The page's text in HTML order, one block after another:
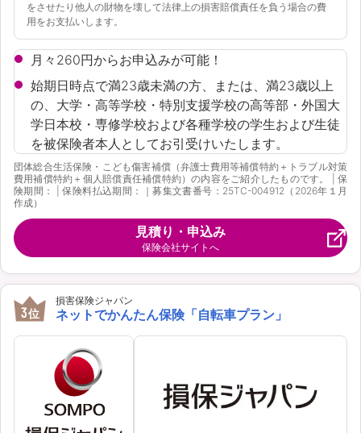
をさせたり他人の財物を壊して法律上の損害賠償責任を負う場合の費
用をお支払いします。
月々260円からお申込みが可能！
始期日時点で満23歳未満の方、または、満23歳以上
の、大学・高等学校・特別支援学校の高等部・外国大
学日本校・専修学校および各種学校の学生および生徒
を被保険者本人としてお引受けいたします。
団体総合生活保険・こども傷害補償（弁護士費用等補償特約＋トラブル対策
費用補償特約＋個人賠償責任補償特約）の内容をご紹介したものです。 | 保
険期間： | 保険料払込期間：｜募集文書番号：25TC-004912（2026年１月
作成）
見積り・申込み
保険会社サイトへ
3位
損害保険ジャパン
ネットでかんたん保険「自転車プラン」